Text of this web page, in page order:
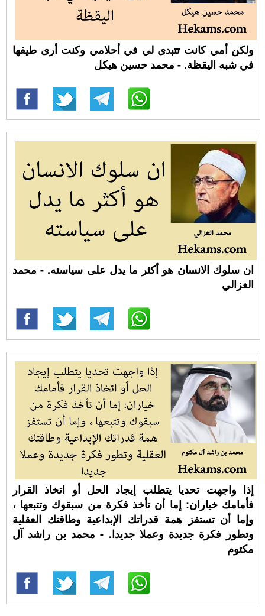
ولكن أمي كانت تتبدى لي في أحلامي وكنت أرى طيفها
في شبه اليقظة. - محمد حسين هيكل
ان سلوك الانسان هو أكثر ما يدل على سياسته. - محمد
الغزالي
إذا واجهت تحديا يتطلب إيجاد الحل أو اتخاذ القرار
فأمامك خياران: إما أن تأخذ فكرة من سبقوك وتتبعها ،
وإما أن تستفز همة قدراتك الإبداعية وطاقتك العقلية
وتطور فكرة جديدة وعملا جديدا. - محمد بن راشد آل
مكتوم